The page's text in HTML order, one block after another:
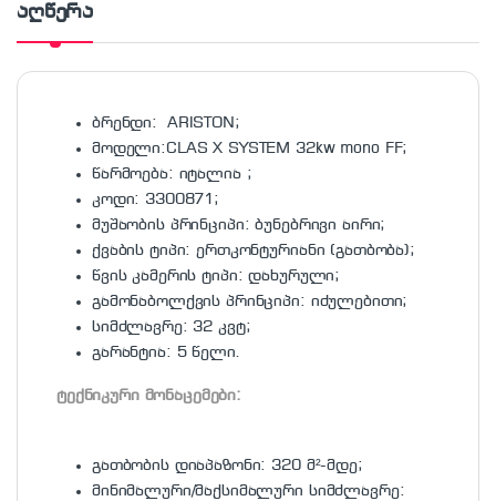
აღწერა
ბრენდი: ARISTON;
მოდელი:CLAS X SYSTEM 32kw mono FF;
წარმოება: იტალია ;
კოდი: 3300871;
მუშაობის პრინციპი: ბუნებრივი აირი;
ქვაბის ტიპი: ერთკონტურიანი (გათბობა);
წვის კამერის ტიპი: დახურული;
გამონაბოლქვის პრინციპი: იძულებითი;
სიმძლავრე: 32 კვტ;
გარანტია: 5 წელი.
ტექნიკური მონაცემები:
გათბობის დიაპაზონი: 320 მ²-მდე;
მინიმალური/მაქსიმალური სიმძლავრე: